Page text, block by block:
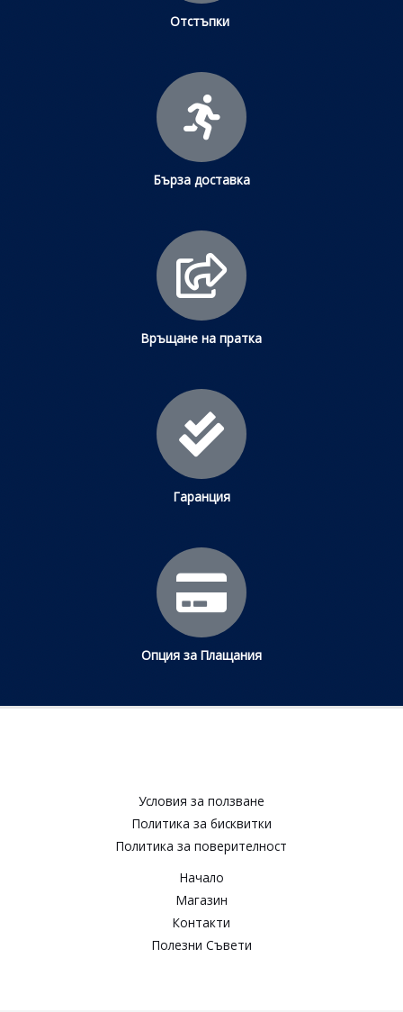
Отстъпки
Бърза доставка
Връщане на пратка
Гаранция
Опция за Плащания
Условия за ползване​
Политика за бисквитки​
Политика за поверителност​
Начало
Магазин
Контакти
Полезни Съвети